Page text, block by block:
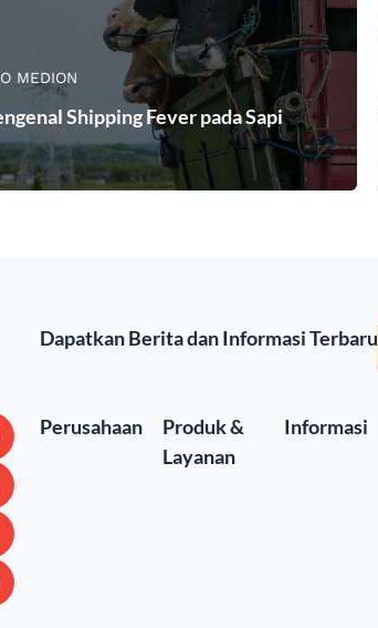
MEDION
Shipping Fever pada Sapi
Dapatkan Berita dan Informasi Terbaru
Perusahaan
Produk &
Layanan
Informasi